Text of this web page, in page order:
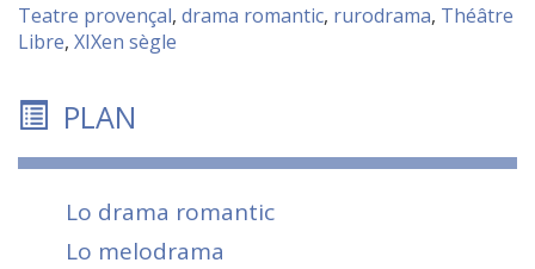
Teatre provençal, drama romantic, rurodrama, Théâtre
Libre, XIXen sègle
PLAN
Lo drama romantic
Lo melodrama